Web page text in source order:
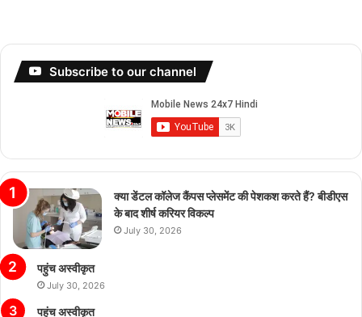
Subscribe to our channel
क्या डेंटल कॉलेज कैंपस प्लेसमेंट की पेशकश करते हैं? बीडीएस
के बाद शीर्ष करियर विकल्प
July 30, 2026
पहुंच अस्वीकृत
July 30, 2026
पहुंच अस्वीकृत